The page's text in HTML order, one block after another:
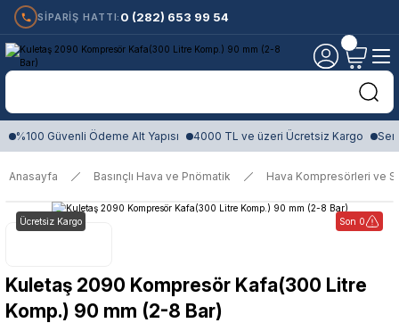
SİPARİŞ HATTI: 0 (282) 653 99 54
%100 Güvenli Ödeme Alt Yapısı 4000 TL ve üzeri Ücretsiz Kargo
Anasayfa Basınçlı Hava ve Pnömatik Hava Kompresörleri ve
Ücretsiz Kargo Son 0
Kuletaş 2090 Kompresör Kafa(300 Litre
Komp.) 90 mm (2-8 Bar)